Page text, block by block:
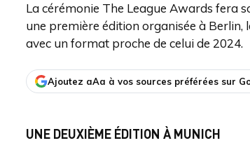
La cérémonie The League Awards fera
une première édition organisée à Berlin,
avec un format proche de celui de 2024.
Ajoutez aAa à vos sources préférées sur
UNE DEUXIÈME ÉDITION À MUNICH